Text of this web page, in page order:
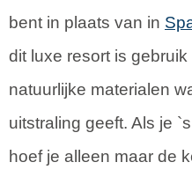
bent in plaats van in
dit luxe resort is
natuurlijke materialen
uitstraling geeft. Als je
hoef je alleen maar de